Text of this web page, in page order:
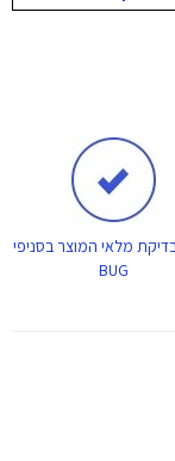
מלאי המוצר בסניפי
BUG